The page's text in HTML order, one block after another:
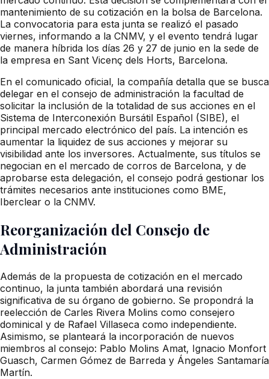
mantenimiento de su cotización en la bolsa de Barcelona.
La convocatoria para esta junta se realizó el pasado
viernes, informando a la CNMV, y el evento tendrá lugar
de manera híbrida los días 26 y 27 de junio en la sede de
la empresa en Sant Vicenç dels Horts, Barcelona.
En el comunicado oficial, la compañía detalla que se busca
delegar en el consejo de administración la facultad de
solicitar la inclusión de la totalidad de sus acciones en el
Sistema de Interconexión Bursátil Español (SIBE), el
principal mercado electrónico del país. La intención es
aumentar la liquidez de sus acciones y mejorar su
visibilidad ante los inversores. Actualmente, sus títulos se
negocian en el mercado de corros de Barcelona, y de
aprobarse esta delegación, el consejo podrá gestionar los
trámites necesarios ante instituciones como BME,
Iberclear o la CNMV.
Reorganización del Consejo de
Administración
Además de la propuesta de cotización en el mercado
continuo, la junta también abordará una revisión
significativa de su órgano de gobierno. Se propondrá la
reelección de Carles Rivera Molins como consejero
dominical y de Rafael Villaseca como independiente.
Asimismo, se planteará la incorporación de nuevos
miembros al consejo: Pablo Molins Amat, Ignacio Monfort
Guasch, Carmen Gómez de Barreda y Ángeles Santamaría
Martín.